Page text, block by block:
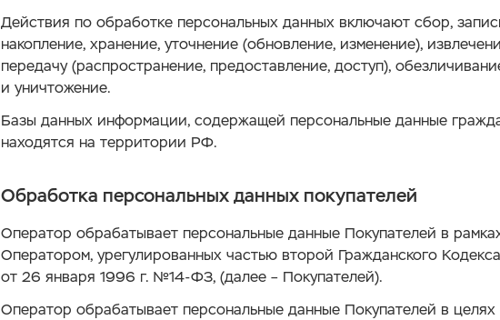
Действия по обработке персональных данных включают сбор,
накопление, хранение, уточнение (обновление, изменение),
передачу (распространение, предоставление, доступ),
и уничтожение.
Базы данных информации, содержащей персональные данные
находятся на территории РФ.
Обработка персональных данных покупателей
Оператор обрабатывает персональные данные Покупателей в
Оператором, урегулированных частью второй Гражданского
от 26 января 1996 г. №14-ФЗ, (далее – Покупателей).
Оператор обрабатывает персональные данные Покупателей в